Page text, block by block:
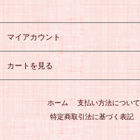
マイアカウント
カートを見る
ホーム 支払い方法について
特定商取引法に基づく表記